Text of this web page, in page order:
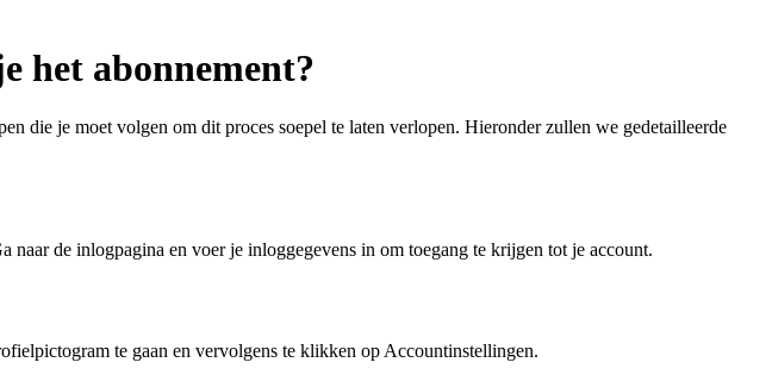
het abonnement?
die je moet volgen om dit proces soepel te laten verlopen. Hieronder zullen we gedetailleerde
de inlogpagina en voer je inloggegevens in om toegang te krijgen tot je account.
te gaan en vervolgens te klikken op Accountinstellingen.